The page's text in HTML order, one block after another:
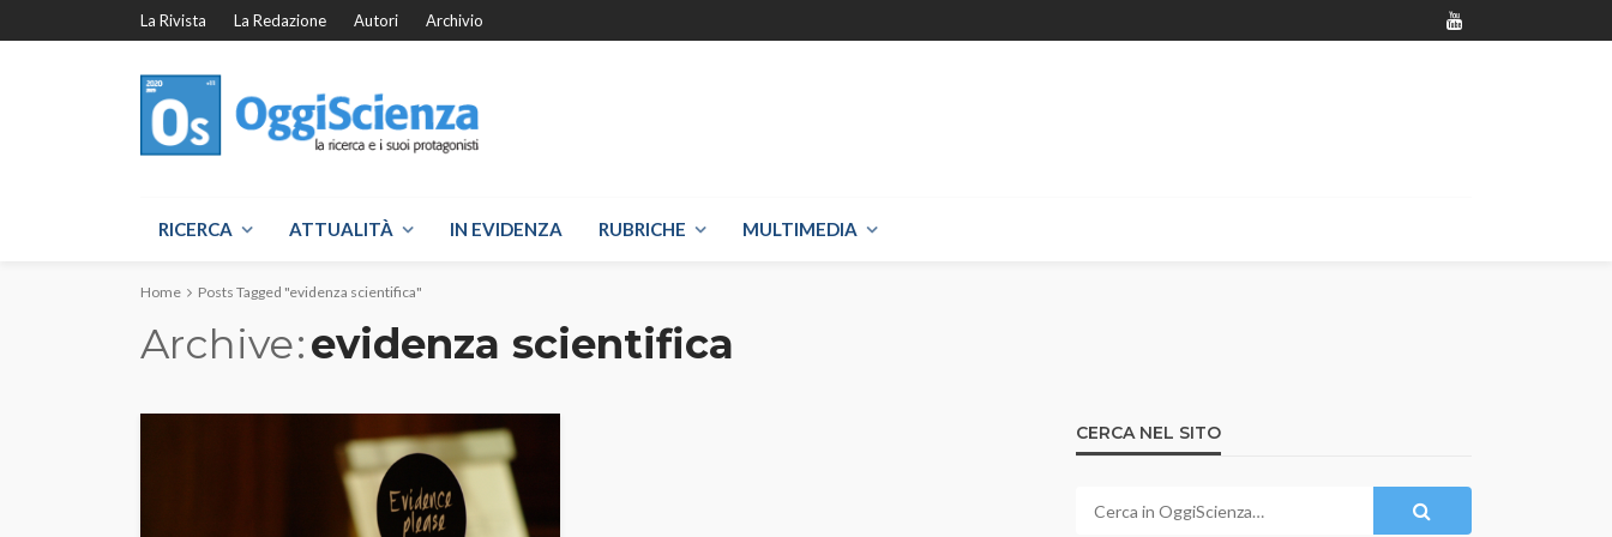
La Rivista La Redazione Autori Archivio
RICERCA ATTUALITÀ IN EVIDENZA RUBRICHE MULTIMEDIA
Home Posts Tagged "evidenza scientifica"
Archive evidenza scientifica
CERCA NEL SITO